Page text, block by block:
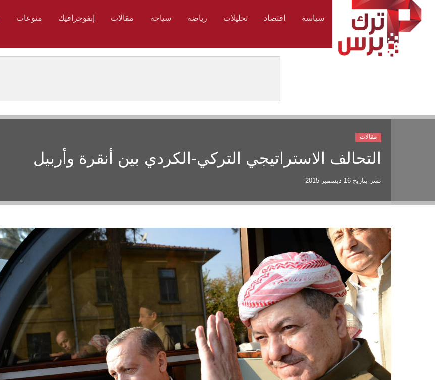
سياسة اقتصاد تحليلات رياضة سياحة مقالات إنفوجرافيك منوعات
التحالف الاستراتيجي التركي-الكردي بين أنقرة وأربيل
نشر بتاريخ 16 ديسمبر 2015
مقالات